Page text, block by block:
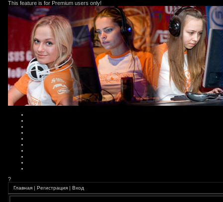
This feature is for Premium users only!
?
Главная | Регистрация | Вход